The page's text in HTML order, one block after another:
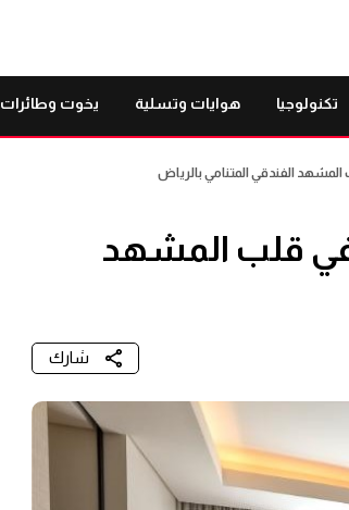
تكنولوجيا هوايات وتسلية يخوت وطائرات
الفندقي المتنامي بالرياض
قلب المشهد
شارك